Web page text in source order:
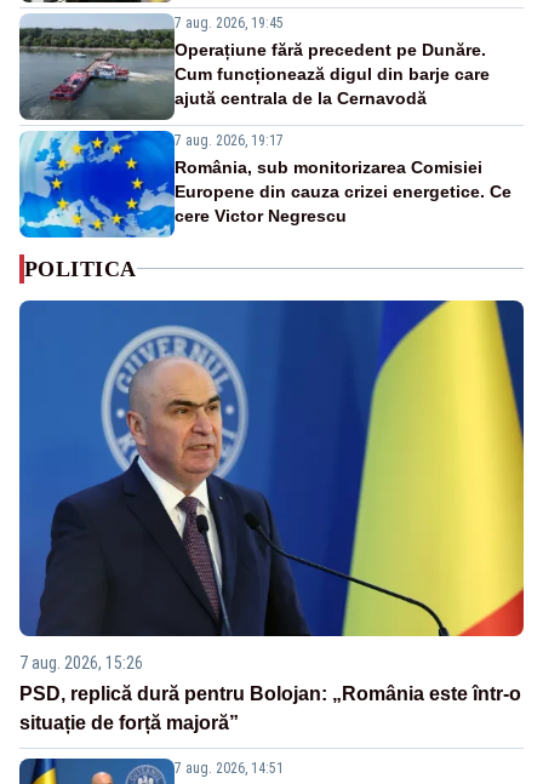
7 aug. 2026, 19:45
Operațiune fără precedent pe Dunăre.
Cum funcționează digul din barje care
ajută centrala de la Cernavodă
7 aug. 2026, 19:17
România, sub monitorizarea Comisiei
Europene din cauza crizei energetice. Ce
cere Victor Negrescu
POLITICA
7 aug. 2026, 15:26
PSD, replică dură pentru Bolojan: „România este într-o
situație de forță majoră”
7 aug. 2026, 14:51